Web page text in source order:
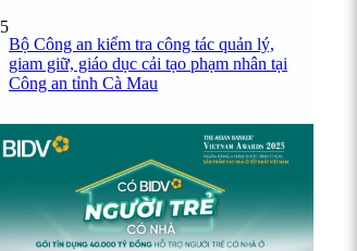
5
Bộ Công an kiểm tra công tác quản lý,
giam giữ, giáo dục cải tạo phạm nhân tại
Công an tỉnh Cà Mau